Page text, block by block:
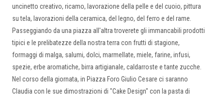
uncinetto creativo, ricamo, lavorazione della pelle e del cuoio, pittura
su tela, lavorazioni della ceramica, del legno, del ferro e del rame.
Passeggiando da una piazza all'altra troverete gli immancabili prodotti
tipici e le prelibatezze della nostra terra con frutti di stagione,
formaggi di malga, salumi, dolci, marmellate, miele, farine, infusi,
spezie, erbe aromatiche, birra artigianale, caldarroste e tante zucche.
Nel corso della giornata, in Piazza Foro Giulio Cesare ci saranno
Claudia con le sue dimostrazioni di "Cake Design" con la pasta di